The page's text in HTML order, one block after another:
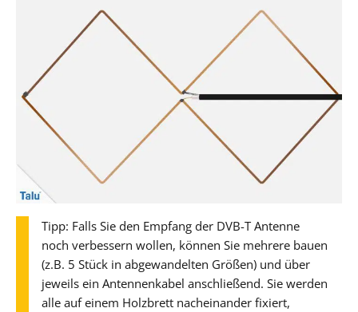
Tipp: Falls Sie den Empfang der DVB-T Antenne
noch verbessern wollen, können Sie mehrere bauen
(z.B. 5 Stück in abgewandelten Größen) und über
jeweils ein Antennenkabel anschließend. Sie werden
alle auf einem Holzbrett nacheinander fixiert,